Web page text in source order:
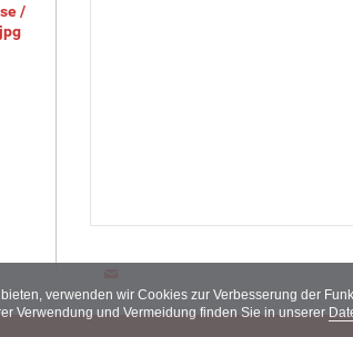
verwenden wir Cookies zur Verbesserung der
Verwendung und Vermeidung finden Sie in unserer
/